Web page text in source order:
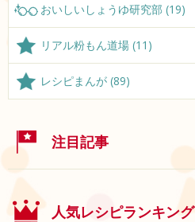
おいしいしょうゆ研究部 (19)
リアル粉もん道場 (11)
レシピまんが (89)
注目記事
人気レシピランキング